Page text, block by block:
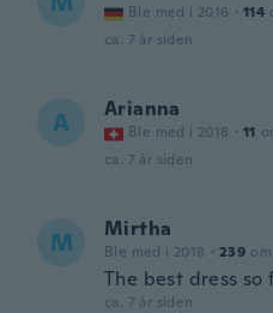
Ble med i 2016 · 114
ca. 7 år siden
A Arianna
Ble med i 2018 · 11
ca. 7 år siden
M Mirtha
Ble med i 2018 · 239
The best dress
ca. 7 år siden